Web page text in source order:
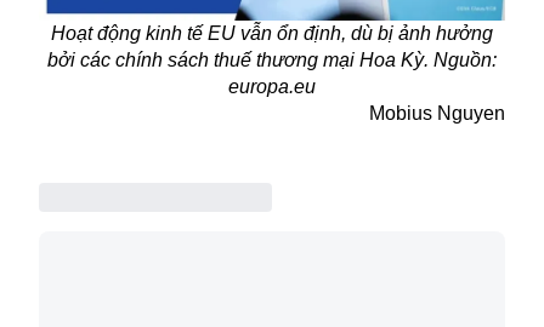
Hoạt động kinh tế EU vẫn ổn định, dù bị ảnh hưởng
bởi các chính sách thuế thương mại Hoa Kỳ. Nguồn:
europa.eu
Mobius Nguyen